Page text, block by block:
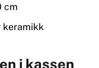
cm
keramikk
i kassen